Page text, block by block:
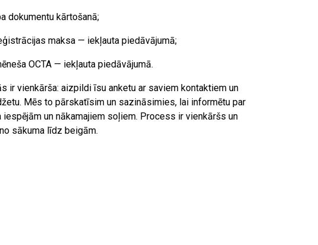
dokumentu kārtošanā;
maksa — iekļauta piedāvājumā;
OCTA — iekļauta piedāvājumā.
ir vienkārša: aizpildi īsu anketu ar saviem kontaktiem un
Mēs to pārskatīsim un sazināsimies, lai informētu par
iespējām un nākamajiem soļiem. Process ir vienkāršs un
sākuma līdz beigām.